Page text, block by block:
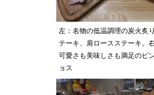
左：名物の低温調理の炭火炙
テーキ、肩ロースステーキ。
可愛さも美味しさも満足のピ
ョス